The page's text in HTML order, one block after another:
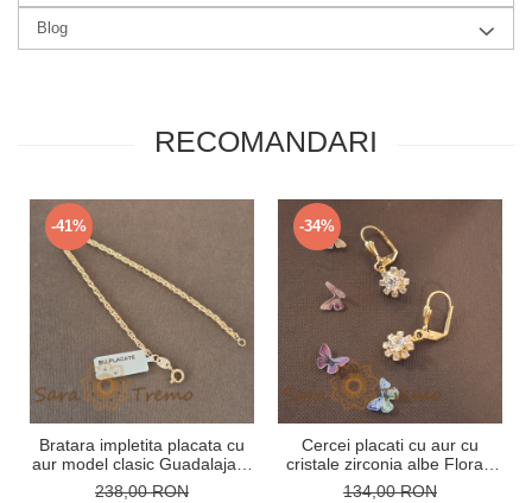
Blog
RECOMANDARI
-41%
Bratara impletita placata cu
aur model clasic Guadalajara
- 19 cm
238,00 RON
-34%
Cercei placati cu aur cu
cristale zirconia albe Flora -
2.5 cm
134,00 RON